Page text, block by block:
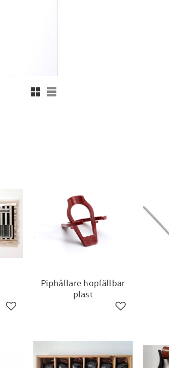
Rutnätsvy
Listvy
Lägg till i favoriter
Piphållare hopfällbar
plast
Lägg till i